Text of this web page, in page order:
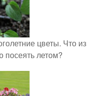
цветы. Что из
посеять летом?